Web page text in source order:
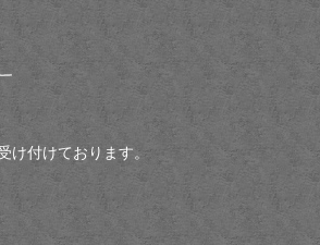
け付けております。